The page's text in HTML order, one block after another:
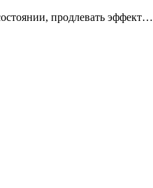
продлевать эффект…